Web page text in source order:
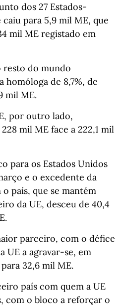
dos 27 Estados-
para 5,9 mil ME, que
mil ME registado em
resto do mundo
homóloga de 8,7%, de
mil ME.
por outro lado,
mil ME face a 222,1 mil
para os Estados Unidos
e o excedente da
país, que se mantém
da UE, desceu de 40,4
parceiro, com o défice
UE a agravar-se, em
32,6 mil ME.
país com quem a UE
com o bloco a reforçar o